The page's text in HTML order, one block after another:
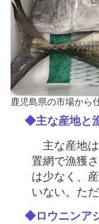
鹿児島県の市場から
◆主な産地と
主な産地は
置網で漁獲
は少なく、
いない。た
◆ロウニンア